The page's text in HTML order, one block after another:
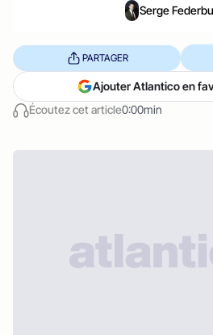
Serge
Écoutez cet article0:00min
PARTAGER
Ajouter Atlantico en